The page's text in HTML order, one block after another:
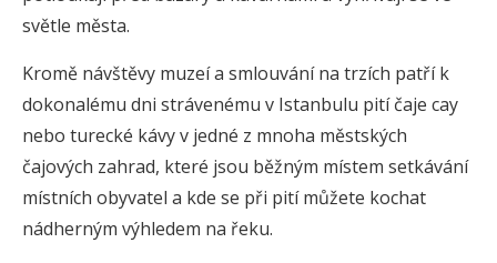
světle města.
Kromě návštěvy muzeí a smlouvání na trzích patří k
dokonalému dni strávenému v Istanbulu pití čaje cay
nebo turecké kávy v jedné z mnoha městských
čajových zahrad, které jsou běžným místem setkávání
místních obyvatel a kde se při pití můžete kochat
nádherným výhledem na řeku.